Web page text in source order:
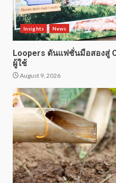
Insights News
Loopers ดันแฟชั่นมือสองสู่
ผู้ใช้
August 9, 2026